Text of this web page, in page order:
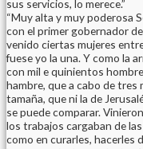
sus servicios, lo merece.”
“Muy alta y muy poderosa
con el primer gobernador
venido ciertas mujeres
fuese yo la una. Y como la
con mil e quinientos
hambre, que a cabo de tres
tamaña, que ni la de
se puede comparar.
los trabajos cargaban de
como en curarles, hacerles